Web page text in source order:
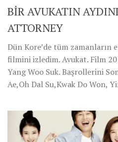
BİR AVUKATIN
ATTORNEY
Dün Kore’de tüm zamanların
filmini izledim. Avukat. Film
Yang Woo Suk. Başrollerini
Ae,Oh Dal Su,Kwak Do Won,